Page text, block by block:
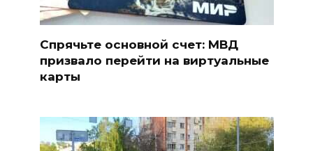
Спрячьте основной счет: МВД
призвало перейти на виртуальные
карты